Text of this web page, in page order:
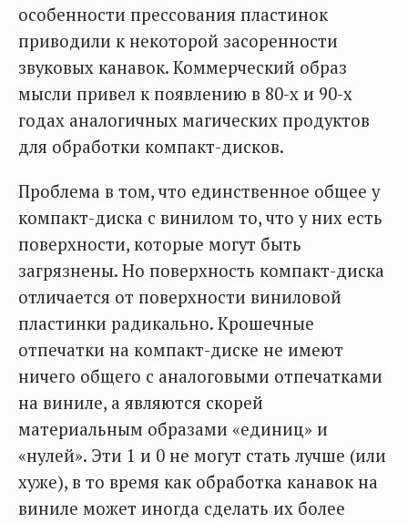
особенности прессования пластинок
приводили к некоторой засоренности
звуковых канавок. Коммерческий образ
мысли привел к появлению в 80-х и 90-х
годах аналогичных магических продуктов
для обработки компакт-дисков.
Проблема в том, что единственное общее у
компакт-диска с винилом то, что у них есть
поверхности, которые могут быть
загрязнены. Но поверхность компакт-диска
отличается от поверхности виниловой
пластинки радикально. Крошечные
отпечатки на компакт-диске не имеют
ничего общего с аналоговыми отпечатками
на виниле, а являются скорей
материальным образами «единиц» и
«нулей». Эти 1 и 0 не могут стать лучше (или
хуже), в то время как обработка канавок на
виниле может иногда сделать их более